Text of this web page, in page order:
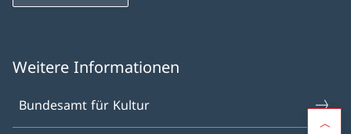
Weitere Informationen
Bundesamt für Kultur